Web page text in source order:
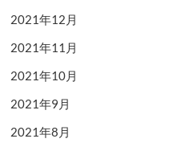
2021年12月
2021年11月
2021年10月
2021年9月
2021年8月